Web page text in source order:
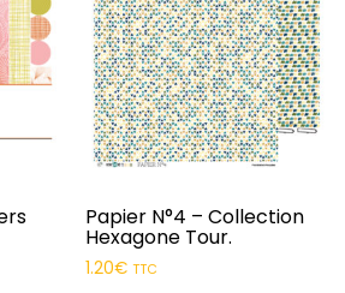
Papier N°4 – Collection
Hexagone Tour.
1.20€ TTC